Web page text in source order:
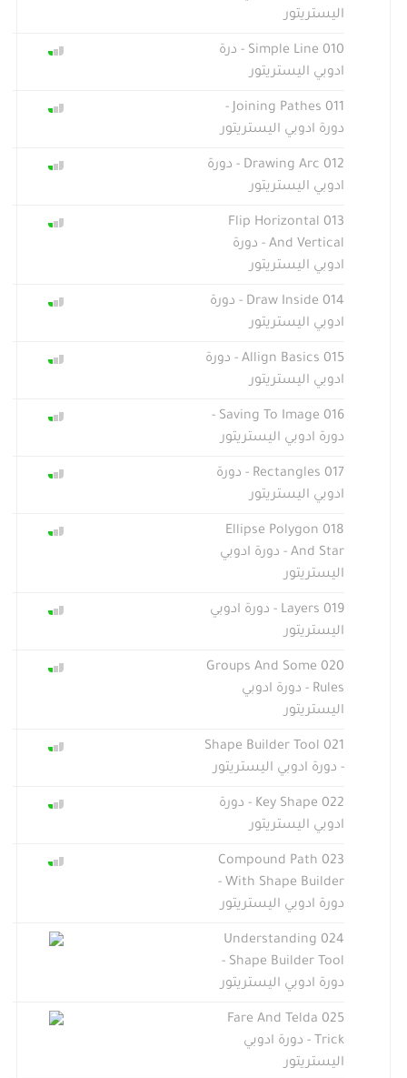
اليستريتور
010 Simple Line - درة
ادوبي اليستريتور
011 Joining Pathes -
دورة ادوبي اليستريتور
012 Drawing Arc - دورة
ادوبي اليستريتور
013 Flip Horizontal
And Vertical - دورة
ادوبي اليستريتور
014 Draw Inside - دورة
ادوبي اليستريتور
015 Allign Basics - دورة
ادوبي اليستريتور
016 Saving To Image -
دورة ادوبي اليستريتور
017 Rectangles - دورة
ادوبي اليستريتور
018 Ellipse Polygon
And Star - دورة ادوبي
اليستريتور
019 Layers - دورة ادوبي
اليستريتور
020 Groups And Some
Rules - دورة ادوبي
اليستريتور
021 Shape Builder Tool
- دورة ادوبي اليستريتور
022 Key Shape - دورة
ادوبي اليستريتور
023 Compound Path
With Shape Builder -
دورة ادوبي اليستريتور
024 Understanding
Shape Builder Tool -
دورة ادوبي اليستريتور
025 Fare And Telda
Trick - دورة ادوبي
اليستريتور